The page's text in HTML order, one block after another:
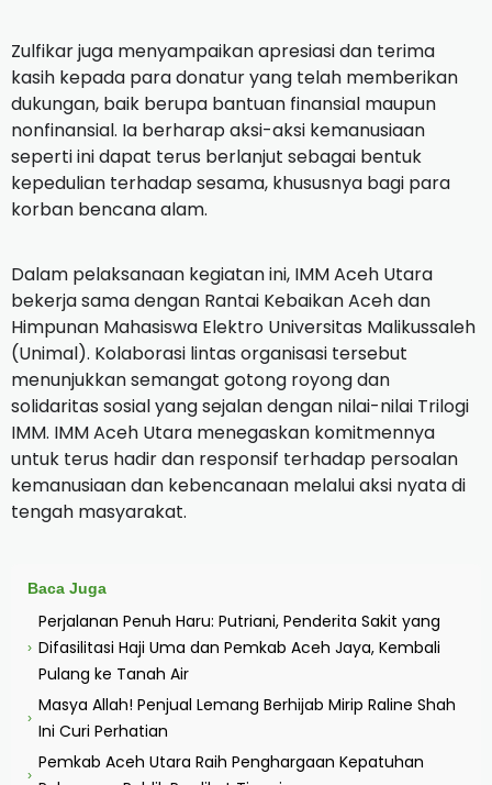
Zulfikar juga menyampaikan apresiasi dan terima
kasih kepada para donatur yang telah memberikan
dukungan, baik berupa bantuan finansial maupun
nonfinansial. Ia berharap aksi-aksi kemanusiaan
seperti ini dapat terus berlanjut sebagai bentuk
kepedulian terhadap sesama, khususnya bagi para
korban bencana alam.
Dalam pelaksanaan kegiatan ini, IMM Aceh Utara
bekerja sama dengan Rantai Kebaikan Aceh dan
Himpunan Mahasiswa Elektro Universitas Malikussaleh
(Unimal). Kolaborasi lintas organisasi tersebut
menunjukkan semangat gotong royong dan
solidaritas sosial yang sejalan dengan nilai-nilai Trilogi
IMM. IMM Aceh Utara menegaskan komitmennya
untuk terus hadir dan responsif terhadap persoalan
kemanusiaan dan kebencanaan melalui aksi nyata di
tengah masyarakat.
Baca Juga
›
Perjalanan Penuh Haru: Putriani, Penderita Sakit yang
Difasilitasi Haji Uma dan Pemkab Aceh Jaya, Kembali
Pulang ke Tanah Air
›
Masya Allah! Penjual Lemang Berhijab Mirip Raline Shah
Ini Curi Perhatian
›
Pemkab Aceh Utara Raih Penghargaan Kepatuhan